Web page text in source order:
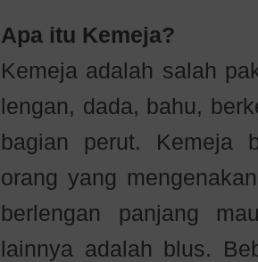
Apa itu Kemeja?
Kemeja adalah salah
lengan, dada, bahu,
bagian perut. Kemeja
orang yang
berlengan panjang
lainnya adalah blus.